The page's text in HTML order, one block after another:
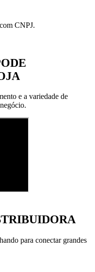
CNPJ.
e a variedade de
para conectar grandes